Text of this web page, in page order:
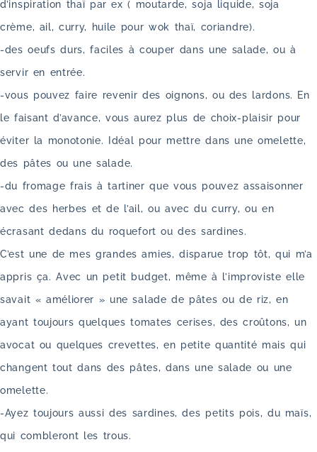
d’inspiration thaï par ex ( moutarde, soja liquide, soja
crème, ail, curry, huile pour wok thaï, coriandre).
-des oeufs durs, faciles à couper dans une salade, ou à
servir en entrée.
-vous pouvez faire revenir des oignons, ou des lardons. En
le faisant d’avance, vous aurez plus de choix-plaisir pour
éviter la monotonie. Idéal pour mettre dans une omelette,
des pâtes ou une salade.
-du fromage frais à tartiner que vous pouvez assaisonner
avec des herbes et de l’ail, ou avec du curry, ou en
écrasant dedans du roquefort ou des sardines.
C’est une de mes grandes amies, disparue trop tôt, qui m’a
appris ça. Avec un petit budget, même à l’improviste elle
savait « améliorer » une salade de pâtes ou de riz, en
ayant toujours quelques tomates cerises, des croûtons, un
avocat ou quelques crevettes, en petite quantité mais qui
changent tout dans des pâtes, dans une salade ou une
omelette.
-Ayez toujours aussi des sardines, des petits pois, du maïs,
qui combleront les trous.